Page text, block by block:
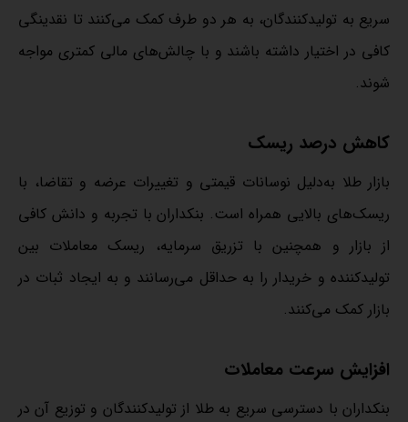
سریع به تولیدکنندگان، به هر دو طرف کمک می‌کنند تا نقدینگی
کافی در اختیار داشته باشند و با چالش‌های مالی کمتری مواجه
شوند.
کاهش درصد ریسک
بازار طلا به‌دلیل نوسانات قیمتی و تغییرات عرضه و تقاضا، با
ریسک‌های بالایی همراه است. بنکداران با تجربه و دانش کافی
از بازار و همچنین با تزریق سرمایه، ریسک معاملات بین
تولیدکننده و خریدار را به حداقل می‌رسانند و به ایجاد ثبات در
بازار کمک می‌کنند.
افزایش سرعت معاملات
بنکداران با دسترسی سریع به طلا از تولیدکنندگان و توزیع آن در